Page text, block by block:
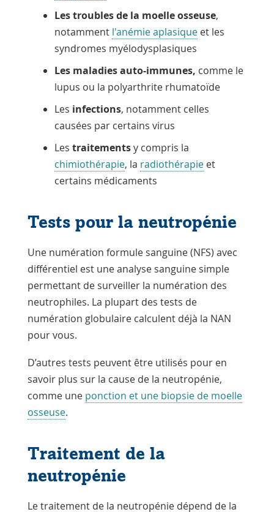
Les troubles de la moelle osseuse,
notamment l'anémie aplasiqueet les
syndromes myélodysplasiques
Les maladies auto-immunes, comme le
lupus ou la polyarthrite rhumatoïde
Les infections, notamment celles
causées par certains virus
Les traitementsy compris la
chimiothérapie, la radiothérapieet
certains médicaments
Tests pour la neutropénie
Une numération formule sanguine (NFS) avec
différentiel est une analyse sanguine simple
permettant de surveiller la numération des
neutrophiles. La plupart des tests de
numération globulaire calculent déjà la NAN
pour vous.
D’autres tests peuvent être utilisés pour en
savoir plus sur la cause de la neutropénie,
comme une ponction et une biopsie de moelle
osseuse.
Traitement de la
neutropénie
Le traitement de la neutropénie dépend de la